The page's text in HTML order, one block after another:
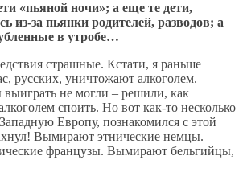
«пьяной ночи»; а еще те дети,
из-за пьянки родителей, разводов; а
в утробе…
страшные. Кстати, я раньше
русских, уничтожают алкоголем.
не могли – решили, как
споить. Но вот как-то несколько
Европу, познакомился с этой
Вымирают этнические немцы.
французы. Вымирают бельгийцы,